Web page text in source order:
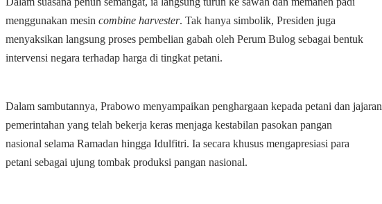
menggunakan mesin combine harvester. Tak hanya simbolik, Presiden juga
menyaksikan langsung proses pembelian gabah oleh Perum Bulog sebagai bentuk
intervensi negara terhadap harga di tingkat petani.
Dalam sambutannya, Prabowo menyampaikan penghargaan kepada petani dan jajaran
pemerintahan yang telah bekerja keras menjaga kestabilan pasokan pangan
nasional selama Ramadan hingga Idulfitri. Ia secara khusus mengapresiasi para
petani sebagai ujung tombak produksi pangan nasional.